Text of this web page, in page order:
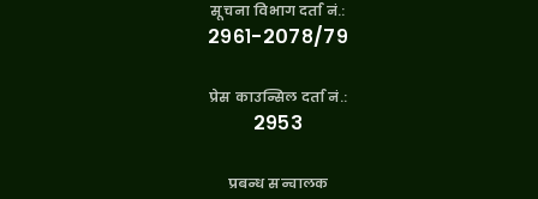
सूचना विभाग दर्ता नं.:
२९६१-२०७८/७९
प्रेस काउन्सिल दर्ता नं.:
२९५३
प्रबन्ध सन्चालक